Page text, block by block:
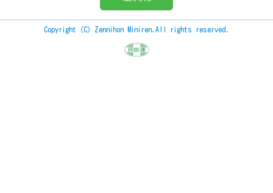
Copyright（C）Zennihon Miniren.All rights reserved.